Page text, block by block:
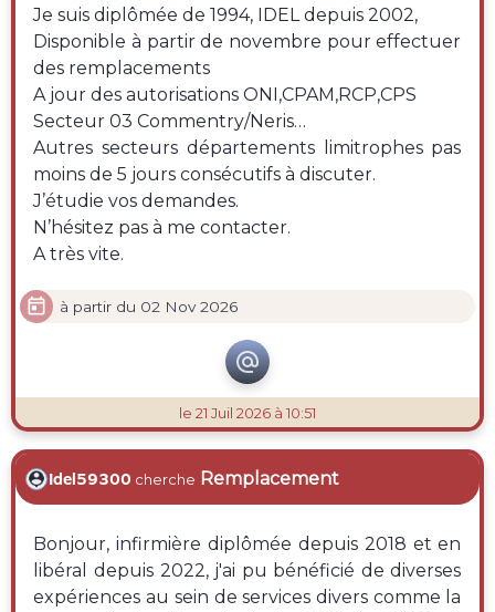
Je suis diplômée de 1994, IDEL depuis 2002,
Disponible à partir de novembre pour effectuer
des remplacements
A jour des autorisations ONI,CPAM,RCP,CPS
Secteur 03 Commentry/Neris…
Autres secteurs départements limitrophes pas
moins de 5 jours consécutifs à discuter.
J’étudie vos demandes.
N’hésitez pas à me contacter.
A très vite.
 à partir du 02 Nov 2026

le 21 Juil 2026 à 10:51
Idel59300 cherche Remplacement
Bonjour, infirmière diplômée depuis 2018 et en
libéral depuis 2022, j'ai pu bénéficié de diverses
expériences au sein de services divers comme la